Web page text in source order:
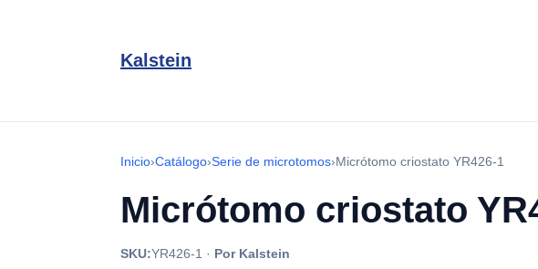
Kalstein
Inicio›Catálogo›Serie de microtomos›Micrótomo criostato YR426-1
Micrótomo criostato
SKU:YR426-1 · Por Kalstein